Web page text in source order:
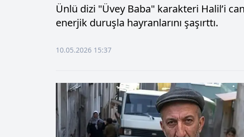
Ünlü dizi "Üvey Baba" karakteri Halil’i
enerjik duruşla hayranlarını şaşırttı.
10.05.2026 15:37